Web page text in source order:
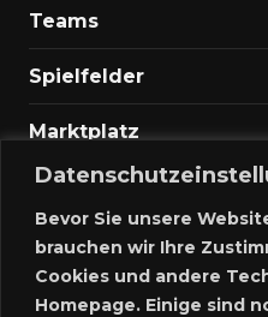
Bevor Sie unsere
brauchen wir Ihre
Cookies und andere
Homepage. Einige sind
Teams
Spielfelder
Marktplatz
Kontakt
Anmelden
Meine Inserate